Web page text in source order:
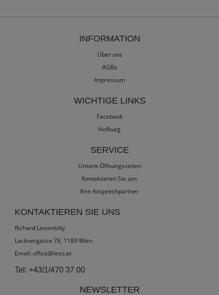
INFORMATION
Über uns
AGBs
Impressum
WICHTIGE LINKS
Facebook
Hofburg
SERVICE
Unsere Öffnungszeiten
Kontaktieren Sie uns
Ihre Ansprechpartner
KONTAKTIEREN SIE UNS
Richard Lesonitzky
Lacknergasse 78, 1180 Wien
Email: office@leso.at
Tel: +43/1/470 37 00
NEWSLETTER